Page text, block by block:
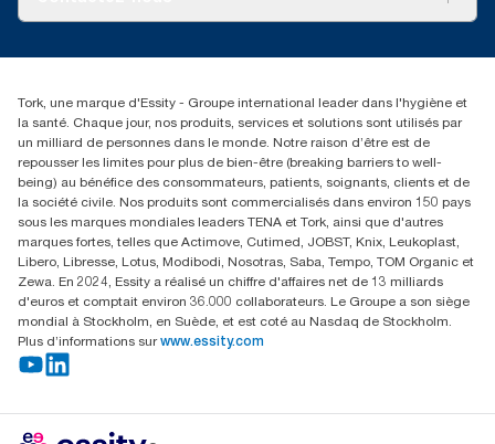
Reclamation pour distributeurs
+41 (0)848/810152
Essity Switzerland AG
Parkstraße 1b
6214 Schenkon
Lundi-jeudi 8:00-16:30 | Vendredi 8:00-15:00
GLN: 7609999000928
Tork, une marque d'Essity - Groupe international leader dans l'hygiène et
la santé. Chaque jour, nos produits, services et solutions sont utilisés par
un milliard de personnes dans le monde. Notre raison d’être est de
repousser les limites pour plus de bien-être (breaking barriers to well-
being) au bénéfice des consommateurs, patients, soignants, clients et de
la société civile. Nos produits sont commercialisés dans environ 150 pays
sous les marques mondiales leaders TENA et Tork, ainsi que d'autres
marques fortes, telles que Actimove, Cutimed, JOBST, Knix, Leukoplast,
Libero, Libresse, Lotus, Modibodi, Nosotras, Saba, Tempo, TOM Organic et
Zewa. En 2024, Essity a réalisé un chiffre d'affaires net de 13 milliards
d'euros et comptait environ 36.000 collaborateurs. Le Groupe a son siège
mondial à Stockholm, en Suède, et est coté au Nasdaq de Stockholm.
Plus d’informations sur www.essity.com